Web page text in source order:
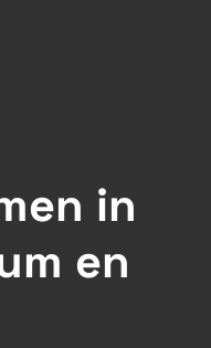
in
en